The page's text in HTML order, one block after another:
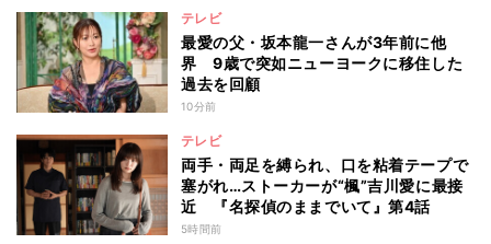
テレビ
最愛の父・坂本龍一さんが3年前に他
界 9歳で突如ニューヨークに移住した
過去を回顧
10分前
テレビ
両手・両足を縛られ、口を粘着テープで
塞がれ…ストーカーが“楓”吉川愛に最接
近 『名探偵のままでいて』第4話
5時間前